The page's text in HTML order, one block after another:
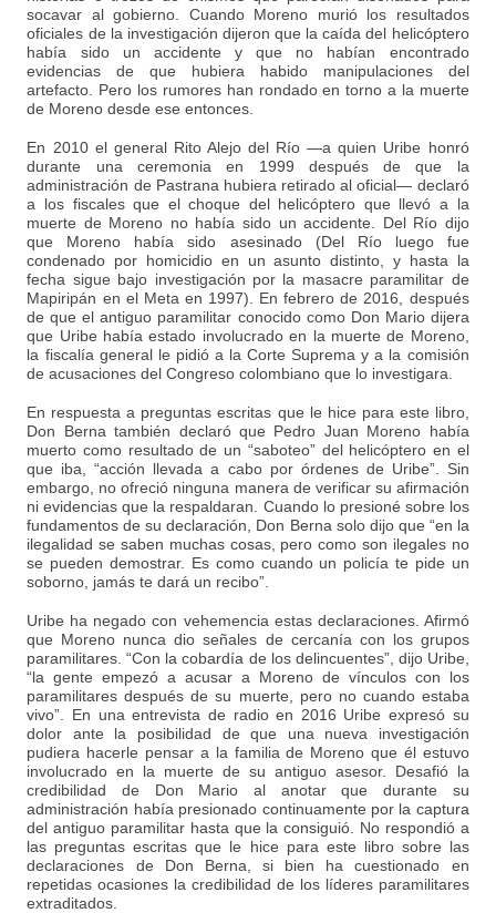
socavar al gobierno. Cuando Moreno murió los resultados
oficiales de la investigación dijeron que la caída del helicóptero
había sido un accidente y que no habían encontrado
evidencias de que hubiera habido manipulaciones del
artefacto. Pero los rumores han rondado en torno a la muerte
de Moreno desde ese entonces.
En 2010 el general Rito Alejo del Río —a quien Uribe honró
durante una ceremonia en 1999 después de que la
administración de Pastrana hubiera retirado al oficial— declaró
a los fiscales que el choque del helicóptero que llevó a la
muerte de Moreno no había sido un accidente. Del Río dijo
que Moreno había sido asesinado (Del Río luego fue
condenado por homicidio en un asunto distinto, y hasta la
fecha sigue bajo investigación por la masacre paramilitar de
Mapiripán en el Meta en 1997). En febrero de 2016, después
de que el antiguo paramilitar conocido como Don Mario dijera
que Uribe había estado involucrado en la muerte de Moreno,
la fiscalía general le pidió a la Corte Suprema y a la comisión
de acusaciones del Congreso colombiano que lo investigara.
En respuesta a preguntas escritas que le hice para este libro,
Don Berna también declaró que Pedro Juan Moreno había
muerto como resultado de un “saboteo” del helicóptero en el
que iba, “acción llevada a cabo por órdenes de Uribe”. Sin
embargo, no ofreció ninguna manera de verificar su afirmación
ni evidencias que la respaldaran. Cuando lo presioné sobre los
fundamentos de su declaración, Don Berna solo dijo que “en la
ilegalidad se saben muchas cosas, pero como son ilegales no
se pueden demostrar. Es como cuando un policía te pide un
soborno, jamás te dará un recibo”.
Uribe ha negado con vehemencia estas declaraciones. Afirmó
que Moreno nunca dio señales de cercanía con los grupos
paramilitares. “Con la cobardía de los delincuentes”, dijo Uribe,
“la gente empezó a acusar a Moreno de vínculos con los
paramilitares después de su muerte, pero no cuando estaba
vivo”. En una entrevista de radio en 2016 Uribe expresó su
dolor ante la posibilidad de que una nueva investigación
pudiera hacerle pensar a la familia de Moreno que él estuvo
involucrado en la muerte de su antiguo asesor. Desafió la
credibilidad de Don Mario al anotar que durante su
administración había presionado continuamente por la captura
del antiguo paramilitar hasta que la consiguió. No respondió a
las preguntas escritas que le hice para este libro sobre las
declaraciones de Don Berna, si bien ha cuestionado en
repetidas ocasiones la credibilidad de los líderes paramilitares
extraditados.